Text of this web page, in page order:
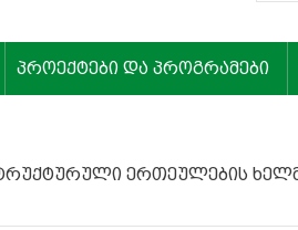
პროექტები და პროგრამები
ერთეულების